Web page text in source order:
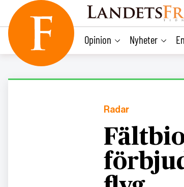
content
Opinion Nyheter
Radar